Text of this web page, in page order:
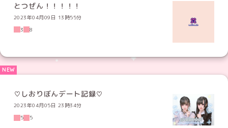
とつぜん！！！！！
2023年04月09日 13時55分
3
8
♡しおりぼんデート記録♡
2023年04月05日 23時34分
5
5